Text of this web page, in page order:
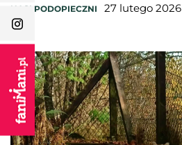
NASI PODOPIECZNI 27 lutego 2026